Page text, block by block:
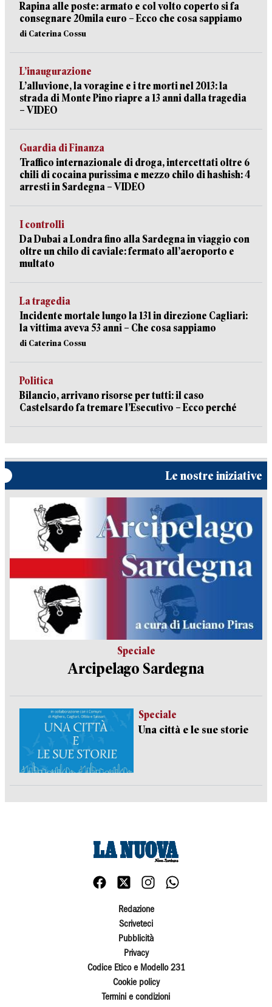
Rapina alle poste: armato e col volto coperto si fa
consegnare 20mila euro – Ecco che cosa sappiamo
di Caterina Cossu
L’inaugurazione
L’alluvione, la voragine e i tre morti nel 2013: la
strada di Monte Pino riapre a 13 anni dalla tragedia
– VIDEO
Guardia di Finanza
Traffico internazionale di droga, intercettati oltre 6
chili di cocaina purissima e mezzo chilo di hashish: 4
arresti in Sardegna – VIDEO
I controlli
Da Dubai a Londra fino alla Sardegna in viaggio con
oltre un chilo di caviale: fermato all’aeroporto e
multato
La tragedia
Incidente mortale lungo la 131 in direzione Cagliari:
la vittima aveva 53 anni – Che cosa sappiamo
di Caterina Cossu
Politica
Bilancio, arrivano risorse per tutti: il caso
Castelsardo fa tremare l’Esecutivo – Ecco perché
Le nostre iniziative
Speciale
Arcipelago Sardegna
Speciale
Una città e le sue storie
Redazione
Scriveteci
Pubblicità
Privacy
Codice Etico e Modello 231
Cookie policy
Termini e condizioni